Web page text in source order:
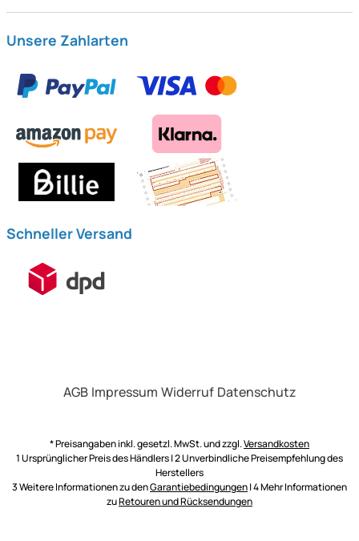
Unsere Zahlarten
Schneller Versand
AGB Impressum Widerruf Datenschutz
* Preisangaben inkl. gesetzl. MwSt. und zzgl.Versandkosten
1 Ursprünglicher Preis des Händlers | 2 Unverbindliche Preisempfehlung des
Herstellers
3 Weitere Informationen zu denGarantiebedingungen| 4 Mehr Informationen
zuRetouren und Rücksendungen